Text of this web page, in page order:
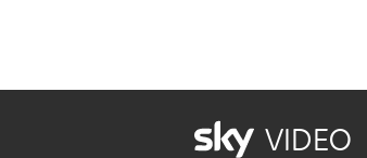
VIDEO